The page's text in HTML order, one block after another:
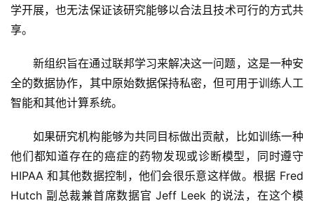
学开展，也无法保证该研究能够以合法且技术可行的方式共
享。
新组织旨在通过联邦学习来解决这一问题，这是一种安
全的数据协作，其中原始数据保持私密，但可用于训练人工
智能和其他计算系统。
如果研究机构能够为共同目标做出贡献，比如训练一种
他们都知道存在的癌症的药物发现或诊断模型，同时遵守
HIPAA 和其他数据控制，他们会很乐意这样做。根据 Fred
Hutch 副总裁兼首席数据官 Jeff Leek 的说法，在这个模